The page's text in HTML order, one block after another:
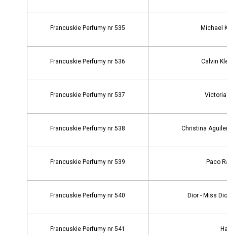
Francuskie Perfumy nr 535 Michael
Francuskie Perfumy nr 536 Calvin
Francuskie Perfumy nr 537
Francuskie Perfumy nr 538 Christina
Francuskie Perfumy nr 539 Paco
Francuskie Perfumy nr 540 Dior - Miss
Francuskie Perfumy nr 541